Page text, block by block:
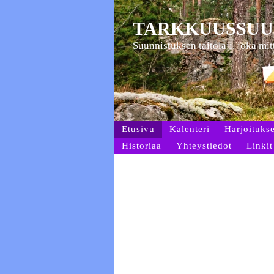
Suunnistuksen taitolaji, joka
Etusivu Kalenteri
Historiaa
Yhteystiedot Linkit